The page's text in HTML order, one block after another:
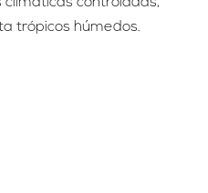
trópicos húmedos.